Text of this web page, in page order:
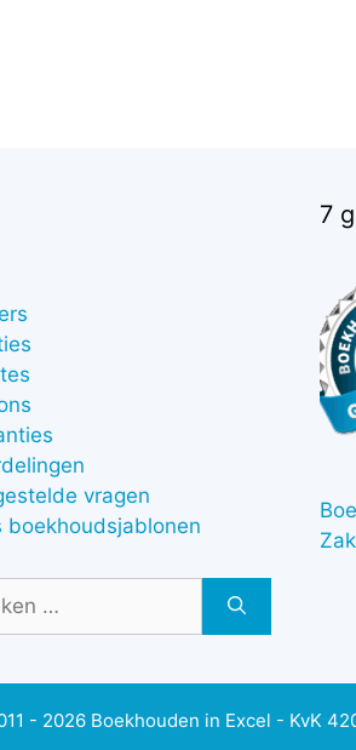
vragen
boekhoudsjablonen
7
- 2026 Boekhouden in Excel - KvK